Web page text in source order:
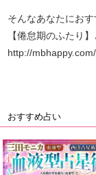
そんなあなたにおす
【倦怠期のふたり
http://
おすすめ占い